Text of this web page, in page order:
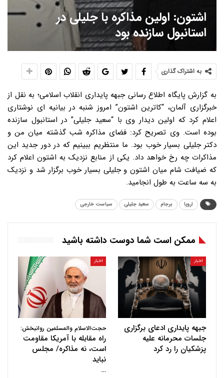
اشتون: اولین مذاکره با جلیلی در
استانبول سازنده بود
به اشتراک گذاری
به گزارش پایگاه اطلاع رسانی جبهه پایداری انقلاب اسلامی؛ به نقل از
خبرگزاری آلمان، “کاترین اشتون” امروز شنبه در بیانیه ای نوشتاری
اعلام کرد که اولین دیدار وی با “سعید جلیلی” در استانبول سازنده
بوده است. وی تصریح کرد: فضای مذاکره شب گذشته میان من و
دکتر جلیلی بسیار خوب بود. ما منتظریم ببینیم که در دور جدید این
مذاکرات چه رخ خواهد داد. یکی از منابع نزدیک به اشتون اعلام کرد
که ضیافت شام میان اشتون و جلیلی بسیار خوب برگزار شد و نزدیک
به سه ساعت به طول انجامید.
اروپا برجام سعید جلیلی سیاست خارجی
ممکن است شما دوست داشته باشید
اخبار
جبهه پایداری ادعای برگزاری
جلسات محرمانه علیه
پزشکیان را رد کرد
اخبار
حجت‌الاسلام والمسلمین روانبخش:
راه مقابله با آمریکا مقاومت
است، نه مذاکره/ مجلس
نباید
…